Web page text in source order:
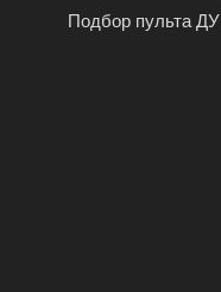
Подбор пульта ДУ